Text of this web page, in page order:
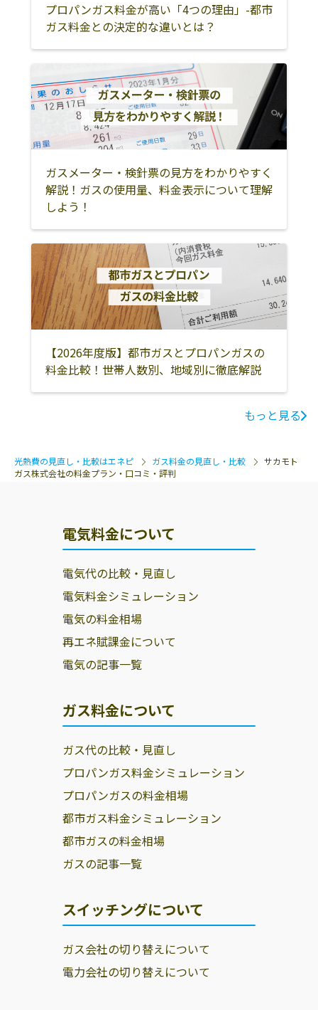
プロパンガス料金が高い「4つの理由」-都市
ガス料金との決定的な違いとは？
ガスメーター・検針票の見方をわかりやすく
解説！ガスの使用量、料金表示について理解
しよう！
【2026年度版】都市ガスとプロパンガスの
料金比較！世帯人数別、地域別に徹底解説
もっと見る
光熱費の見直し・比較はエネピ ガス料金の見直し・比較
サカモト
ガス株式会社の料金プラン・口コミ・評判
電気料金について
電気代の比較・見直し
電気料金シミュレーション
電気の料金相場
再エネ賦課金について
電気の記事一覧
ガス料金について
ガス代の比較・見直し
プロパンガス料金シミュレーション
プロパンガスの料金相場
都市ガス料金シミュレーション
都市ガスの料金相場
ガスの記事一覧
スイッチングについて
ガス会社の切り替えについて
電力会社の切り替えについて